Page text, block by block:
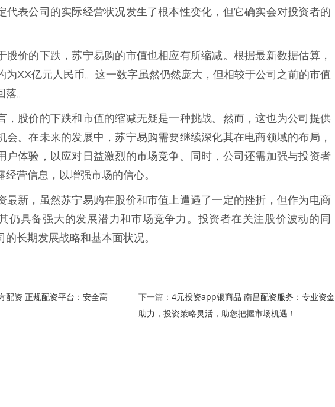
代表公司的实际经营状况发生了根本性变化，但它确实会对投资者的
股价的下跌，苏宁易购的市值也相应有所缩减。根据最新数据估算，
为XX亿元人民币。这一数字虽然仍然庞大，但相较于公司之前的市值
。
，股价的下跌和市值的缩减无疑是一种挑战。然而，这也为公司提供
会。在未来的发展中，苏宁易购需要继续深化其在电商领域的布局，
户体验，以应对日益激烈的市场竞争。同时，公司还需加强与投资者
经营信息，以增强市场的信心。
最新，虽然苏宁易购在股价和市值上遭遇了一定的挫折，但作为电商
仍具备强大的发展潜力和市场竞争力。投资者在关注股价波动的同
的长期发展战略和基本面状况。
配资 正规配资平台：安全高
下一篇： 4元投资app银商品 南昌配资服务：专业资金
助力，投资策略灵活，助您把握市场机遇！